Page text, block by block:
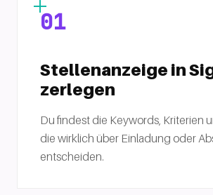
01
Stellenanzeige in
zerlegen
Du findest die Keywords, Kriterien
die wirklich über Einladung oder
entscheiden.